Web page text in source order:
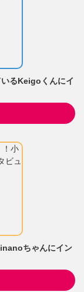
るKeigoくんにイ
ちゃんにイン